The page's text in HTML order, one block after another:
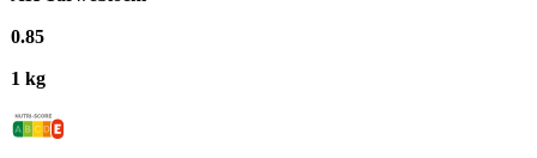
0.85
1 kg